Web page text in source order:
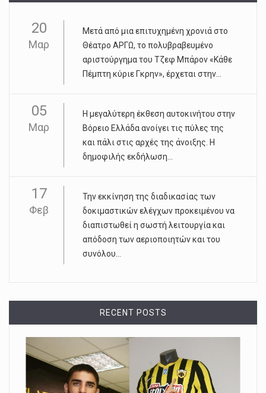
20
Μαρ
Μετά από μια επιτυχημένη χρονιά στο
Θέατρο ΑΡΓΩ, το πολυβραβευμένο
αριστούργημα του Τζεφ Μπάρον «Κάθε
Πέμπτη κύριε Γκρην», έρχεται στην...
05
Μαρ
Η μεγαλύτερη έκθεση αυτοκινήτου στην
Βόρειο Ελλάδα ανοίγει τις πύλες της
και πάλι στις αρχές της άνοιξης. Η
δημοφιλής εκδήλωση...
17
Φεβ
Την εκκίνηση της διαδικασίας των
δοκιμαστικών ελέγχων προκειμένου να
διαπιστωθεί η σωστή λειτουργία και
απόδοση των αεριοποιητών και του
συνόλου...
RECENT POSTS